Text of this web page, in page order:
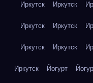
Иркутск Иркутск
Иркутск Иркутск
Иркутск Иркутск
Иркутск Йогурт